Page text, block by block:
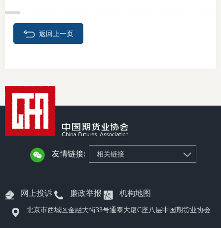
返回上一页
友情链接: 相关链接
网上投诉 廉政举报 机构地图
北京市西城区金融大街33号通泰大厦C座八层中国期货业协会